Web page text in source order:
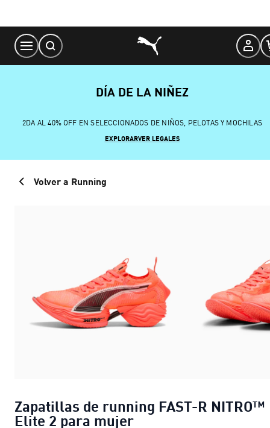
Content
DÍA DE LA NIÑEZ
2DA AL 40% OFF EN SELECCIONADOS DE NIÑOS, PELOTAS Y MOCHILAS
EXPLORARVER LEGALES
Volver a Running
Zapatillas de running FAST-R NITRO™
Elite 2 para mujer